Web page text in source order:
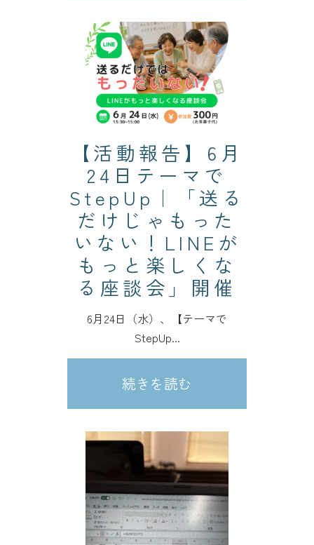
【活動報告】6月
24日テーマで
StepUp｜「送る
だけじゃもった
いない！LINEが
もっと楽しくな
る座談会」開催
6月24日（水）、【テーマで
StepUp...
続きを読む